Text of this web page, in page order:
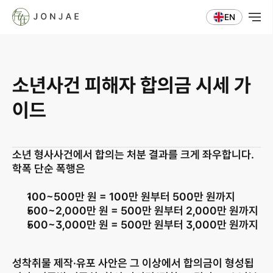
EN
소년사건 피해자 합의금 시세 가
이드
소년 형사사건에서 합의는 처분 결과를 크게 좌우합니다.
학폭 단순 폭행은
100~500만 원 = 100만 원부터 500만 원까지
500~2,000만 원 = 500만 원부터 2,000만 원까지
500~3,000만 원 = 500만 원부터 3,000만 원까지
성착취물 제작·유포 사안은 그 이상에서 합의금이 형성됩